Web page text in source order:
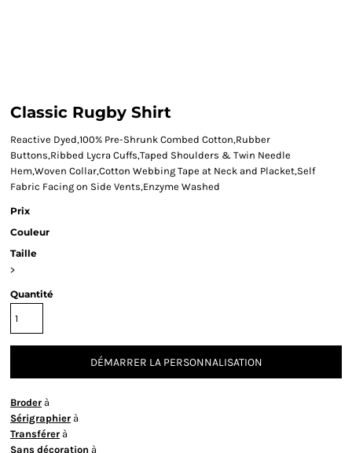
Classic Rugby Shirt
Reactive Dyed,100% Pre-Shrunk Combed Cotton,Rubber
Buttons,Ribbed Lycra Cuffs,Taped Shoulders & Twin Needle
Hem,Woven Collar,Cotton Webbing Tape at Neck and Placket,Self
Fabric Facing on Side Vents,Enzyme Washed
Prix
Couleur
Taille
>
Quantité
DÉMARRER LA PERSONNALISATION
Broder à
Sérigraphier à
Transférer à
Sans décoration à